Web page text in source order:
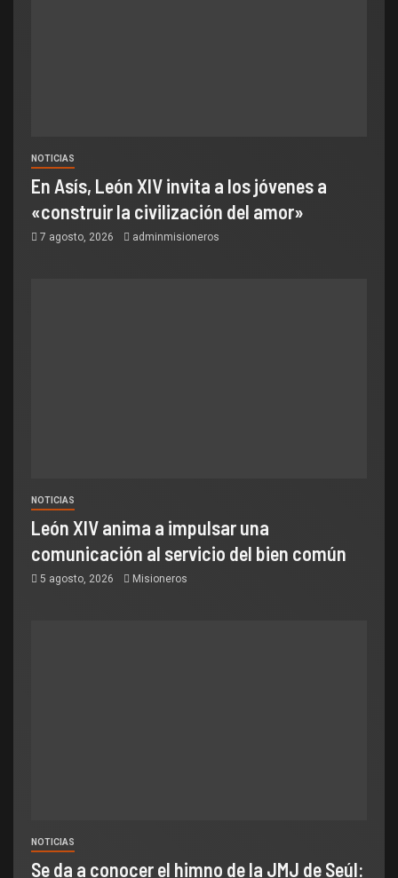
NOTICIAS
En Asís, León XIV invita a los jóvenes a
«construir la civilización del amor»
7 agosto, 2026 adminmisioneros
NOTICIAS
León XIV anima a impulsar una
comunicación al servicio del bien común
5 agosto, 2026 Misioneros
NOTICIAS
Se da a conocer el himno de la JMJ de Seúl: